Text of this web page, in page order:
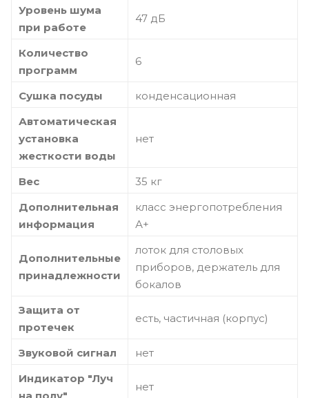
Уровень шума
при работе
47 дБ
Количество
программ
6
Сушка посуды
конденсационная
Автоматическая
установка
жесткости воды
нет
Вес
35 кг
Дополнительная
информация
класс энергопотребления
А+
Дополнительные
принадлежности
лоток для столовых
приборов, держатель для
бокалов
Защита от
протечек
есть, частичная (корпус)
Звуковой сигнал
нет
Индикатор "Луч
нет